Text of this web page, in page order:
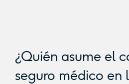
¿Quién asume el
seguro médico en